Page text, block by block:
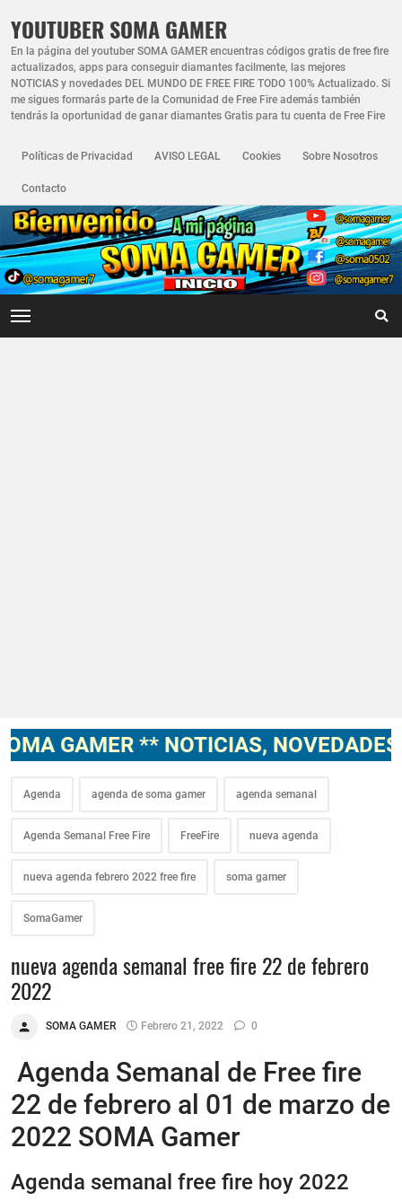
YOUTUBER SOMA GAMER
En la página del youtuber SOMA GAMER encuentras códigos gratis de free fire
actualizados, apps para conseguir diamantes facilmente, las mejores
NOTICIAS y novedades DEL MUNDO DE FREE FIRE TODO 100% Actualizado. Si
me sigues formarás parte de la Comunidad de Free Fire además también
tendrás la oportunidad de ganar diamantes Gratis para tu cuenta de Free Fire
Políticas de Privacidad AVISO LEGAL Cookies Sobre Nosotros
Contacto
** NOTICIAS, NOVEDADES,
Agenda agenda de soma gamer agenda semanal
Agenda Semanal Free Fire FreeFire nueva agenda
nueva agenda febrero 2022 free fire soma gamer
SomaGamer
nueva agenda semanal free fire 22 de febrero
2022
SOMA GAMER Febrero 21, 2022 0
Agenda Semanal de Free fire
22 de febrero al 01 de marzo de
2022 SOMA Gamer
Agenda semanal free fire hoy 2022